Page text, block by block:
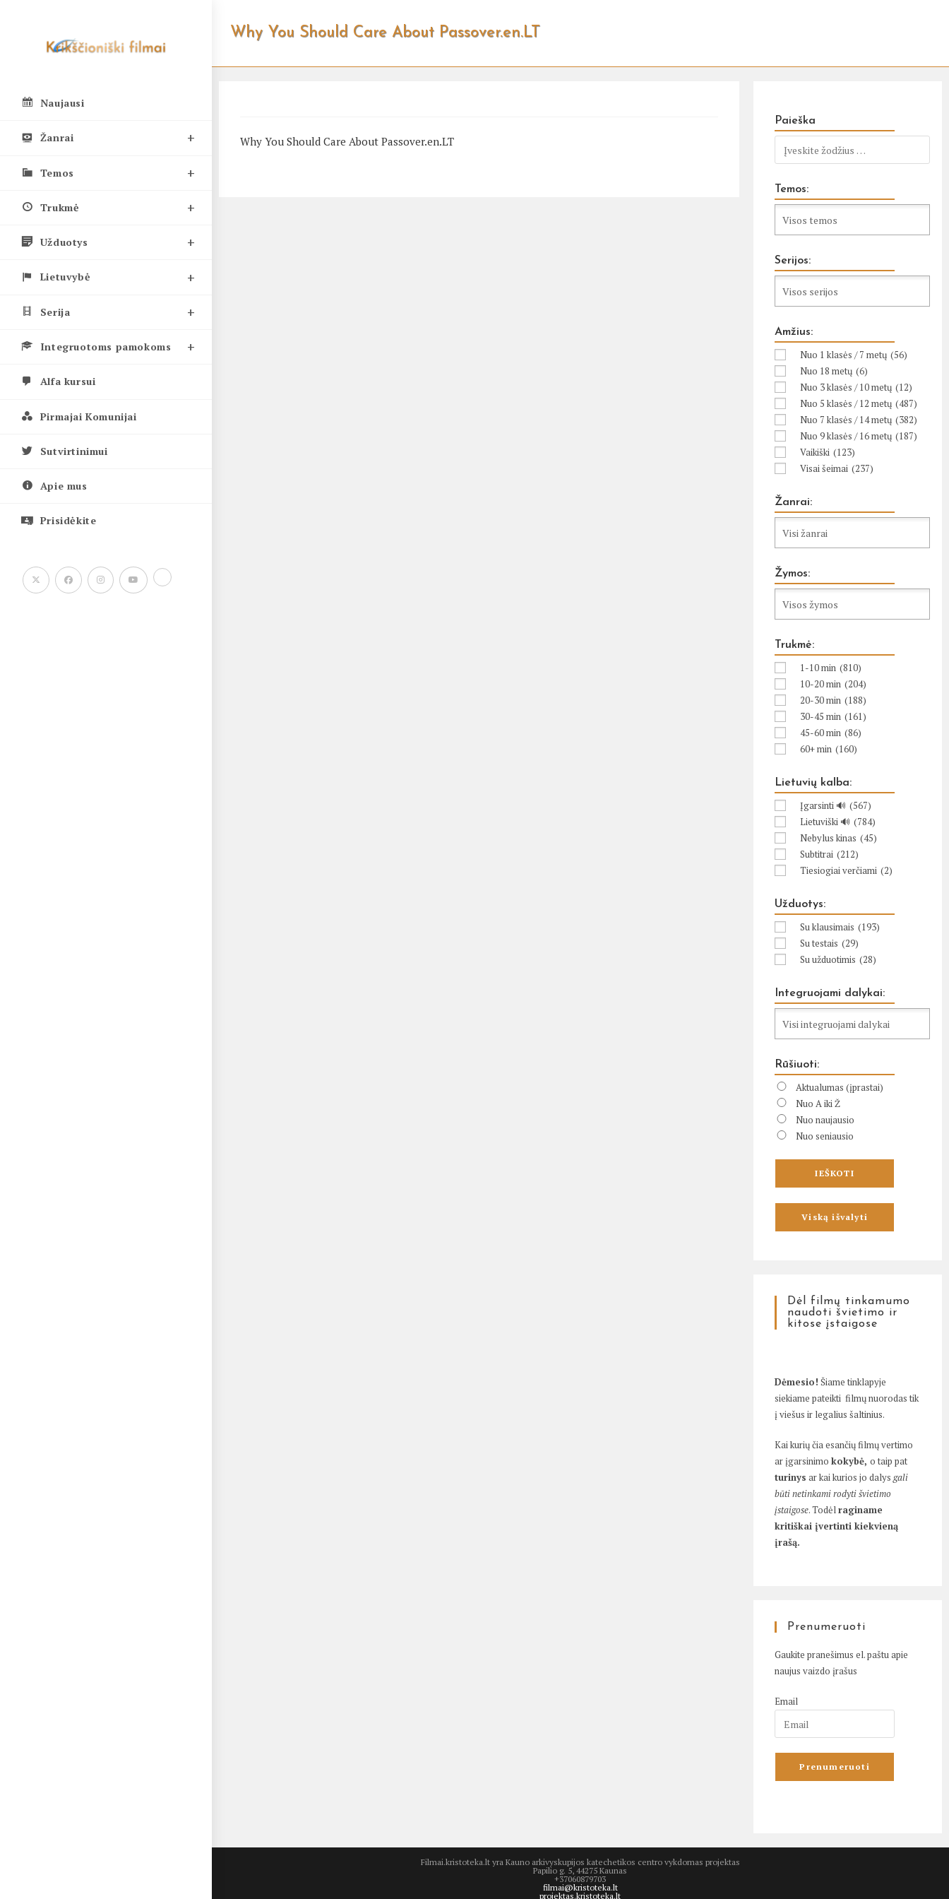
Naujausi
Žanrai
Temos
Trukmė
Užduotys
Lietuvybė
Serija
Integruotoms pamokoms
Alfa kursui
Pirmajai Komunijai
Sutvirtinimui
Apie mus
Prisidėkite
Why You Should Care About Passover.en.LT
Why You Should Care About Passover.en.LT
Paieška
Temos:
Serijos:
Amžius:
Nuo 1 klasės / 7 metų (56)
Nuo 18 metų (6)
Nuo 3 klasės / 10 metų (12)
Nuo 5 klasės / 12 metų (487)
Nuo 7 klasės / 14 metų (382)
Nuo 9 klasės / 16 metų (187)
Vaikiški (123)
Visai šeimai (237)
Žanrai:
Žymos:
Trukmė:
1-10 min (810)
10-20 min (204)
20-30 min (188)
30-45 min (161)
45-60 min (86)
60+ min (160)
Lietuvių kalba:
Įgarsinti 🔊 (567)
Lietuviški 🔊 (784)
Nebylus kinas (45)
Subtitrai (212)
Tiesiogiai verčiami (2)
Užduotys:
Su klausimais (193)
Su testais (29)
Su užduotimis (28)
Integruojami dalykai:
Rūšiuoti:
Aktualumas (įprastai)
Nuo A iki Ž
Nuo naujausio
Nuo seniausio
Dėl filmų tinkamumo
naudoti švietimo ir
kitose įstaigose
Dėmesio! Šiame tinklapyje
siekiame pateikti filmų nuorodas tik
į viešus ir legalius šaltinius.
Kai kurių čia esančių filmų vertimo
ar įgarsinimokokybė,o taip pat
turinys ar kai kurios jo dalysgali
būti netinkami rodyti švietimo
įstaigose. Todėlraginame
kritiškai įvertinti kiekvieną
įrašą.
Prenumeruoti
Gaukite pranešimus el. paštu apie
naujus vaizdo įrašus
Email
Filmai.kristoteka.lt yra Kauno arkivyskupijos katechetikos centro vykdomas projektas
Papilio g. 5, 44275 Kaunas
+37060879703
filmai@kristoteka.lt
projektas.kristoteka.lt